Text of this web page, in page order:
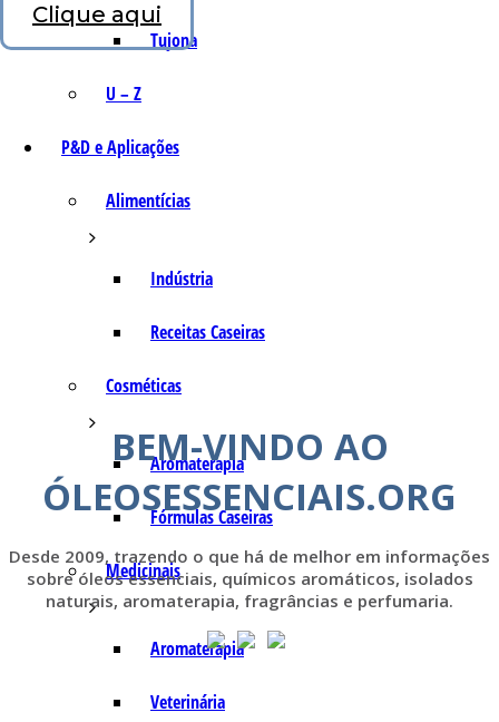
Tujona
U – Z
P&D e Aplicações
Alimentícias
Indústria
Receitas Caseiras
Cosméticas
Aromaterapia
Fórmulas Caseiras
Medicinais
Aromaterapia
Veterinária
Clique aqui
BEM-VINDO AO
ÓLEOSESSENCIAIS.ORG
Desde 2009, trazendo o que há de melhor em informações
sobre óleos essenciais, químicos aromáticos, isolados
naturais, aromaterapia, fragrâncias e perfumaria.